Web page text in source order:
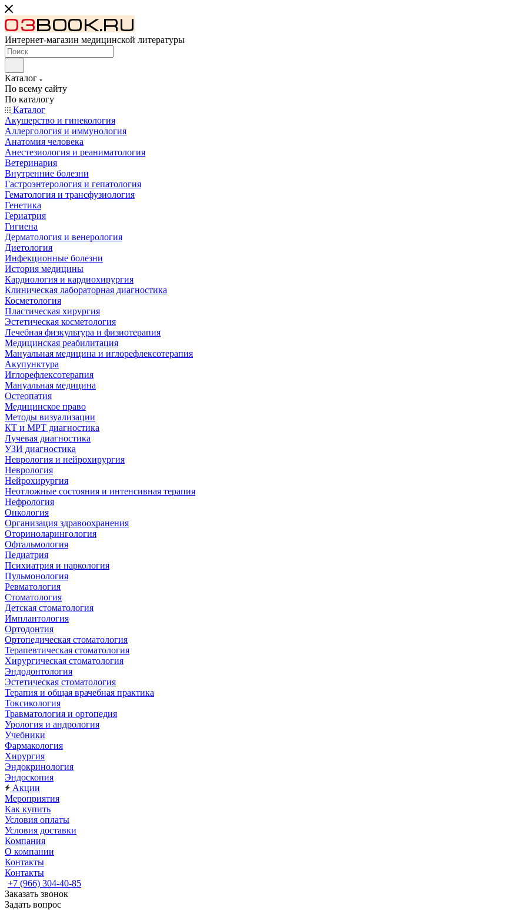
Интернет-магазин медицинской литературы
Каталог
По всему сайту
По каталогу
Каталог
Акушерство и гинекология
Аллергология и иммунология
Анатомия человека
Анестезиология и реаниматология
Ветеринария
Внутренние болезни
Гастроэнтерология и гепатология
Гематология и трансфузиология
Генетика
Гериатрия
Гигиена
Дерматология и венерология
Диетология
Инфекционные болезни
История медицины
Кардиология и кардиохирургия
Клиническая лабораторная диагностика
Косметология
Пластическая хирургия
Эстетическая косметология
Лечебная физкультура и физиотерапия
Медицинская реабилитация
Мануальная медицина и иглорефлексотерапия
Акупунктура
Иглорефлексотерапия
Мануальная медицина
Остеопатия
Медицинское право
Методы визуализации
КТ и МРТ диагностика
Лучевая диагностика
УЗИ диагностика
Неврология и нейрохирургия
Неврология
Нейрохирургия
Неотложные состояния и интенсивная терапия
Нефрология
Онкология
Организация здравоохранения
Оториноларингология
Офтальмология
Педиатрия
Психиатрия и наркология
Пульмонология
Ревматология
Стоматология
Детская стоматология
Имплантология
Ортодонтия
Ортопедическая стоматология
Терапевтическая стоматология
Хирургическая стоматология
Эндодонтология
Эстетическая стоматология
Терапия и общая врачебная практика
Токсикология
Травматология и ортопедия
Урология и андрология
Учебники
Фармакология
Хирургия
Эндокринология
Эндоскопия
Акции
Мероприятия
Как купить
Условия оплаты
Условия доставки
Компания
О компании
Контакты
Контакты
+7 (966) 304-40-85
Заказать звонок
Задать вопрос